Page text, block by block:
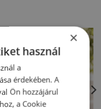
×
használ
a
érdekében. A
Ön hozzájárul
a Cookie